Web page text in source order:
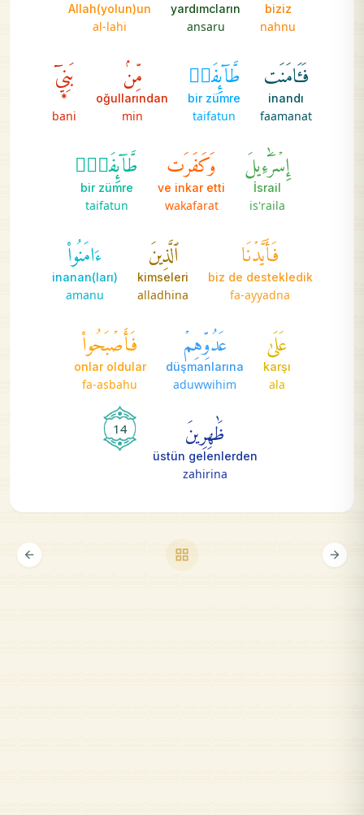
biziz
nahnu
yardımcların
ansaru
Allah(yolun)un
al-lahi
فَـَٔامَنَت
inandı
faamanat
طَّآئِفَةٞ
bir zümre
taifatun
مِّنۢ
oğullarından
min
بَنِيٓ
*
bani
إِسۡرَٰٓءِيلَ
İsrail
is'raila
وَكَفَرَت
ve inkar etti
wakafarat
طَّآئِفَةٞۖ
bir zümre
taifatun
فَأَيَّدۡنَا
biz de destekledik
fa-ayyadna
ٱلَّذِينَ
kimseleri
alladhina
ءَامَنُواْ
inanan(ları)
amanu
عَلَىٰ
karşı
ala
عَدُوِّهِمۡ
düşmanlarına
aduwwihim
فَأَصۡبَحُواْ
onlar oldular
fa-asbahu
ظَٰهِرِينَ
üstün gelenlerden
zahirina
14
arrow_back grid_view arrow_forward